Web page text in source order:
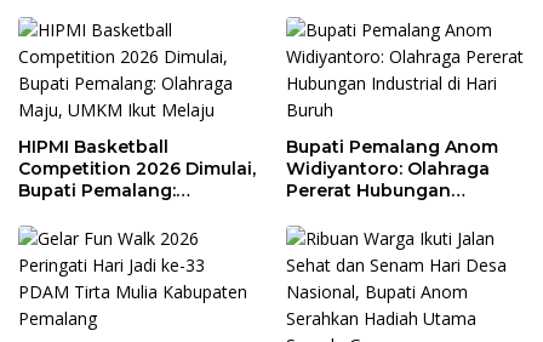
HIPMI Basketball
Competition 2026 Dimulai,
Bupati Pemalang:
Melaju
Bupati Pemalang Anom
Widiyantoro: Olahraga
Pererat Hubungan